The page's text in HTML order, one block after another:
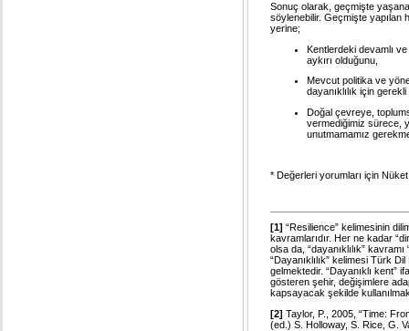
Sonuç olarak, geçmişte
söylenebilir. Geçmişte yapılan
yerine;
Kentlerdeki devamlı
aykırı olduğunu,
Mevcut politika ve
dayanıklılık için
Doğal çevreye,
vermediğimiz sürece,
unutmamamız
* Değerleri yorumları için
[1] “Resilience” kelimesinin
kavramlarıdır. Her ne kadar
olsa da, “dayanıklılık”
“Dayanıklılık” kelimesi Türk
gelmektedir. “Dayanıklı kent”
gösteren şehir, değişimlere
kapsayacak şekilde
[2] Taylor, P., 2005, “Time:
(ed.) S. Holloway, S. Rice, G.